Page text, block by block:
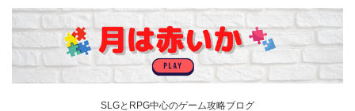
SLGとRPG中心のゲーム攻略ブログ